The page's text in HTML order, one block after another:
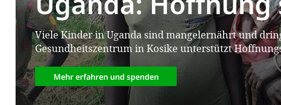
und Wurzeln
Die Lage im Bundesstaat Südkordofan ist
Mehr erfahren und spenden